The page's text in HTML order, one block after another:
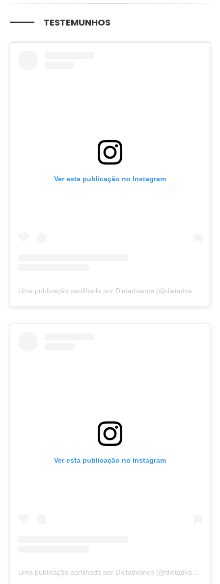
TESTEMUNHOS
Ver esta publicação no Instagram
Uma publicação partilhada por Dietadvance (@dietadvance)
Ver esta publicação no Instagram
Uma publicação partilhada por Dietadvance (@dietadvance)